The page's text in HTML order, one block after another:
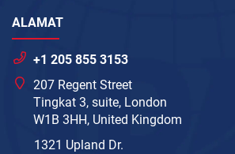
ALAMAT
+1 205 855 3153
207 Regent Street
Tingkat 3, suite, London
W1B 3HH, United Kingdom
1321 Upland Dr.